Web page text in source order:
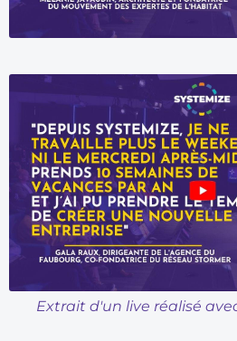
Extrait d'un live réalisé